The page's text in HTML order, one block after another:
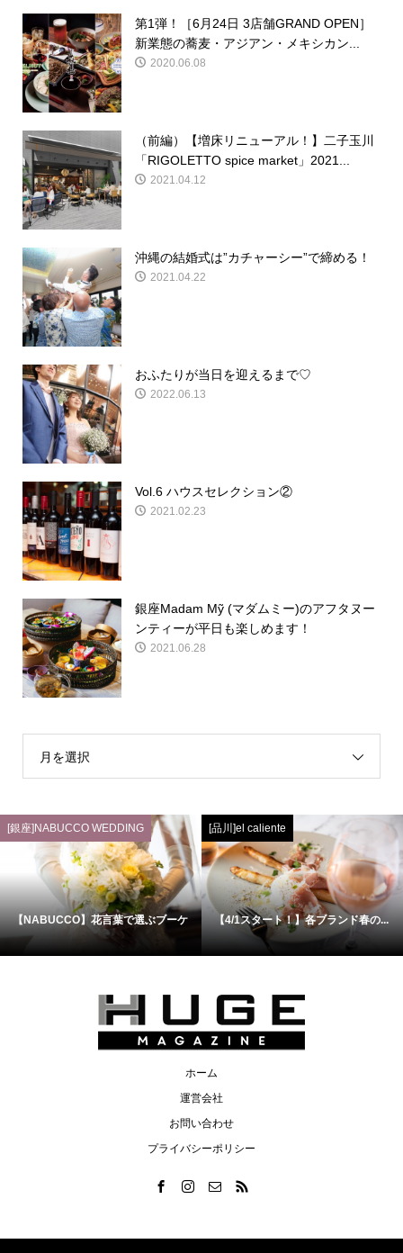
第1弾！［6月24日 3店舗GRAND OPEN］
新業態の蕎麦・アジアン・メキシカン...
2020.06.08
（前編）【増床リニューアル！】二子玉川
「RIGOLETTO spice market」2021...
2021.04.12
沖縄の結婚式は”カチャーシー”で締める！
2021.04.22
おふたりが当日を迎えるまで♡
2022.06.13
Vol.6 ハウスセレクション②
2021.02.23
銀座Madam Mỹ (マダムミー)のアフタヌー
ンティーが平日も楽しめます！
2021.06.28
月を選択
[銀座]NABUCCO WEDDING
【NABUCCO】花言葉で選ぶブーケ
[品川]el caliente
【4/1スタート！】各ブランド春の...
ホーム
運営会社
お問い合わせ
プライバシーポリシー